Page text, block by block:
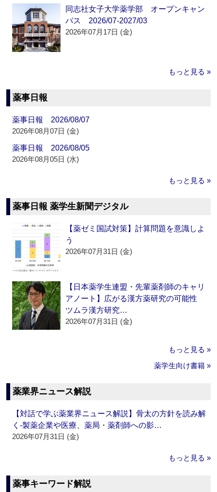
同志社女子大学薬学部 オープンキャン
パス 2026/07-2027/03
2026年07月17日 (金)
もっと見る »
薬事日報
薬事日報 2026/08/07
2026年08月07日 (金)
薬事日報 2026/08/05
2026年08月05日 (水)
もっと見る »
薬事日報 薬学生新聞デジタル
【薬ゼミ国試対策】計算問題を意識しよ
う
2026年07月31日 (金)
【日本薬学生連盟・先輩薬剤師のキャリ
アノート】広がる漢方薬研究の可能性
ツムラ漢方研究…
2026年07月31日 (金)
もっと見る »
薬学生向け書籍 »
薬業界ニュース解説
【対話で学ぶ薬業界ニュース解説】骨太の方針を読み解
く‐製薬企業や医療、薬局・薬剤師への影…
2026年07月31日 (金)
もっと見る »
薬事キーワード解説